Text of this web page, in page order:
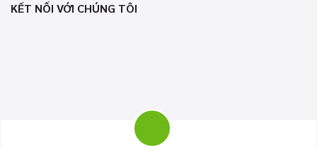
KẾT NỐI VỚI CHÚNG TÔI